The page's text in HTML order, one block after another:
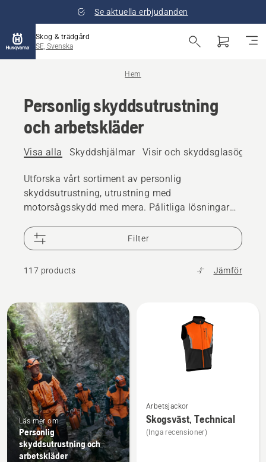
Se aktuella erbjudanden
Skog & trädgård
SE, Svenska
Hem
Personlig skyddsutrustning
och arbetskläder
Visa alla Skyddshjälmar Visir och skyddsglasögon
Utforska vårt sortiment av personlig
skyddsutrustning, utrustning med
motorsågsskydd med mera. Pålitliga lösningar
utmaningar.
Filter
117 products Jämför
Alla
produkter
Läs mer om
Personlig
skyddsutrustning och
arbetskläder
mer
information
om
Arbetsjackor
Skogsväst, Technical
(Inga recensioner)